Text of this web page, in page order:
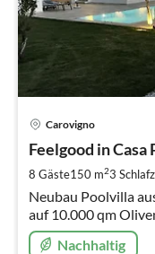
Carovigno
Feelgood in Casa
8 Gäste150 m23
Neubau Poolvilla
auf 10.000 qm
heimischen Pietra
Nachhaltig